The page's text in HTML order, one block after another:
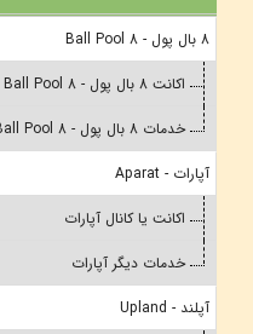
8 بال پول - 8 Ball Pool
اکانت 8 بال پول - 8 Ball Pool
خدمات 8 بال پول - 8 Ball Pool
آپارات - Aparat
اکانت یا کانال آپارات
خدمات دیگر آپارات
آپلند - Upland